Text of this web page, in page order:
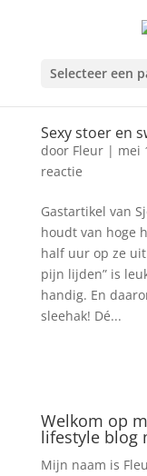
Selecteer een
Sexy stoer en
door Fleur| mei
reactie
Gastartikel van
houdt van hoge
half uur op ze
pijn lijden” is
handig. En
sleehak! Dé...
Welkom op
lifestyle blog
Mijn naam is